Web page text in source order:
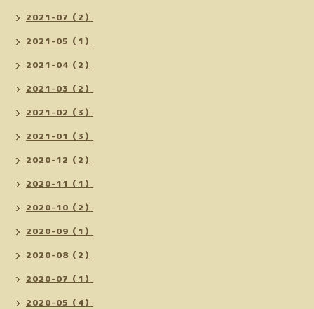
2021-07（2）
2021-05（1）
2021-04（2）
2021-03（2）
2021-02（3）
2021-01（3）
2020-12（2）
2020-11（1）
2020-10（2）
2020-09（1）
2020-08（2）
2020-07（1）
2020-05（4）